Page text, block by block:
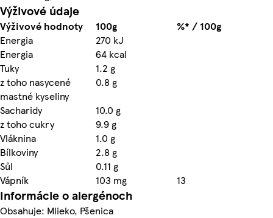
Výživové údaje
Výživové hodnoty 100g
%* / 100g
Energia
270 kJ
Energia
64 kcal
Tuky
1.2 g
z toho nasycené
mastné kyseliny
0.8 g
Sacharidy
10.0 g
z toho cukry
9.9 g
Vláknina
1.0 g
Bílkoviny
2.8 g
Sůl
0.11 g
Vápník
103 mg 13
Informácie o alergénoch
Obsahuje: Mlieko, Pšenica